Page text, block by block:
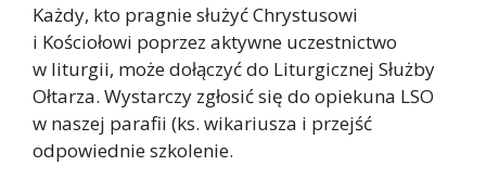
Każdy, kto pragnie służyć Chrystusowi
i Kościołowi poprzez aktywne uczestnictwo
w liturgii, może dołączyć do Liturgicznej Służby
Ołtarza. Wystarczy zgłosić się do opiekuna LSO
w naszej parafii (ks. wikariusza i przejść
odpowiednie szkolenie.